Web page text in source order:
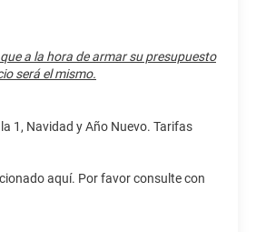
a la hora de armar su presupuesto
será el mismo.
1, Navidad y Año Nuevo. Tarifas
aquí. Por favor consulte con